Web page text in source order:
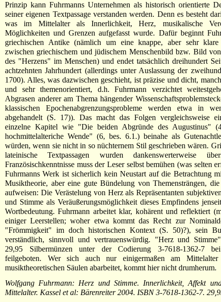
Prinzip kann Fuhrmanns Unternehmen als historisch orientierte
seiner eigenen Textpassage verstanden werden. Denn es besteht
was im Mittelalter als Innerlichkeit, Herz, musikalische
Möglichkeiten und Grenzen aufgefasst wurde. Dafür beginnt
griechischen Antike (nämlich um eine knappe, aber sehr klare
zwischen griechischem und jüdischem Menschenbild bzw. Bild
des "Herzens" im Menschen) und endet tatsächlich dreihundert
achtzehnten Jahrhundert (allerdings unter Auslassung der
1700). Alles, was dazwischen geschieht, ist präzise und dicht,
und sehr themenorientiert, d.h. Fuhrmann verzichtet
Abgrasen anderer am Thema hängender
klassischen Epochenabgrenzungsprobleme werden etwa in
abgehandelt (S. 17)). Das macht das Folgen vergleichsweise
einzelne Kapitel wie "Die beiden Abgründe des Augustinus"
hochmittelalteriche Wende" (6, bes. 6.1.) beinahe als
würden, wenn sie nicht in so nüchternem Stil geschrieben wären.
lateinische Textpassagen wurden dankenswerterweise
Französischkenntnisse muss der Leser selbst bemühen (was selten
Fuhrmanns Werk ist sicherlich kein Neustart auf die Betrachtung
Musiktheorie, aber eine gute Bündelung von Themensträngen,
aufweisen: Die Verästelung von Herz als Repräsentanten
und Stimme als Veräußerungsmöglichkeit dieses Empfindens
Wortbedeutung. Fuhrmann arbeitet klar, kohärent und reflektiert
einiger Leerstellen; woher etwa kommt das Recht zur
"Frömmigkeit" im doch historischen Kontext (S. 50)?), sein
verständlich, sinnvoll und vertrauenswürdig. "Herz und
29,95 Silbermünzen unter der Codierung 3-7618-1362-7
feilgeboten. Wer sich auch nur einigermaßen am
musiktheoretischen Säulen abarbeitet, kommt hier nicht drumherum.
Wolfgang Fuhrmann: Herz und Stimme. Innerlichkeit, Affekt
Mittelalter. Kassel et al: Bärenreiter 2004. ISBN 3-7618-1362-7.